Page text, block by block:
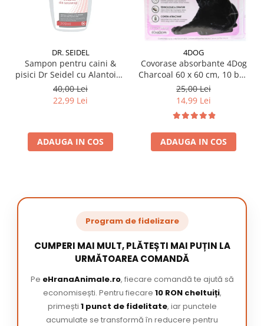
DR. SEIDEL
Sampon pentru caini &
pisici Dr Seidel cu Alantoina
220 ml
40,00 Lei
22,99 Lei
ADAUGA IN COS
4DOG
Covorase absorbante 4Dog
Charcoal 60 x 60 cm, 10 buc
/ pachet
25,00 Lei
14,99 Lei
ADAUGA IN COS
Program de fidelizare
CUMPERI MAI MULT, PLĂTEȘTI MAI PUȚIN LA
URMĂTOAREA COMANDĂ
Pe eHranaAnimale.ro, fiecare comandă te ajută să
economisești. Pentru fiecare 10 RON cheltuiți,
primești 1 punct de fidelitate, iar punctele
acumulate se transformă în reducere pentru